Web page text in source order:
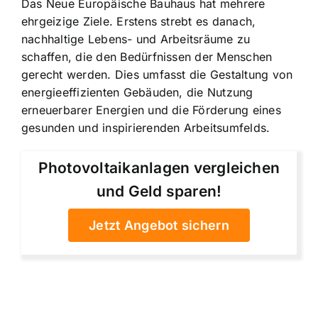
Das Neue Europäische Bauhaus hat mehrere
ehrgeizige Ziele. Erstens strebt es danach,
nachhaltige Lebens- und Arbeitsräume zu
schaffen, die den Bedürfnissen der Menschen
gerecht werden. Dies umfasst die Gestaltung von
energieeffizienten Gebäuden, die Nutzung
erneuerbarer Energien und die Förderung eines
gesunden und inspirierenden Arbeitsumfelds.
Photovoltaikanlagen vergleichen
und Geld sparen!
Jetzt Angebot sichern